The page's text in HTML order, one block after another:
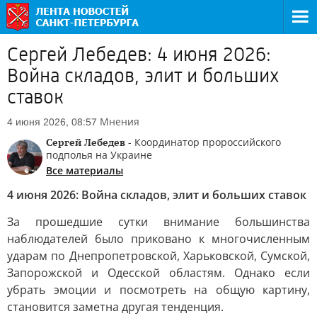
Сергей Лебедев: 4 июня 2026:
Война складов, элит и больших
ставок
4 июня 2026, 08:57 Мнения
Сергей Лебедев - Координатор пророссийского
подполья на Украине
Все материалы
4 июня 2026: Война складов, элит и больших ставок
За прошедшие сутки внимание большинства
наблюдателей было приковано к многочисленным
ударам по Днепропетровской, Харьковской, Сумской,
Запорожской и Одесской областям. Однако если
убрать эмоции и посмотреть на общую картину,
становится заметна другая тенденция.